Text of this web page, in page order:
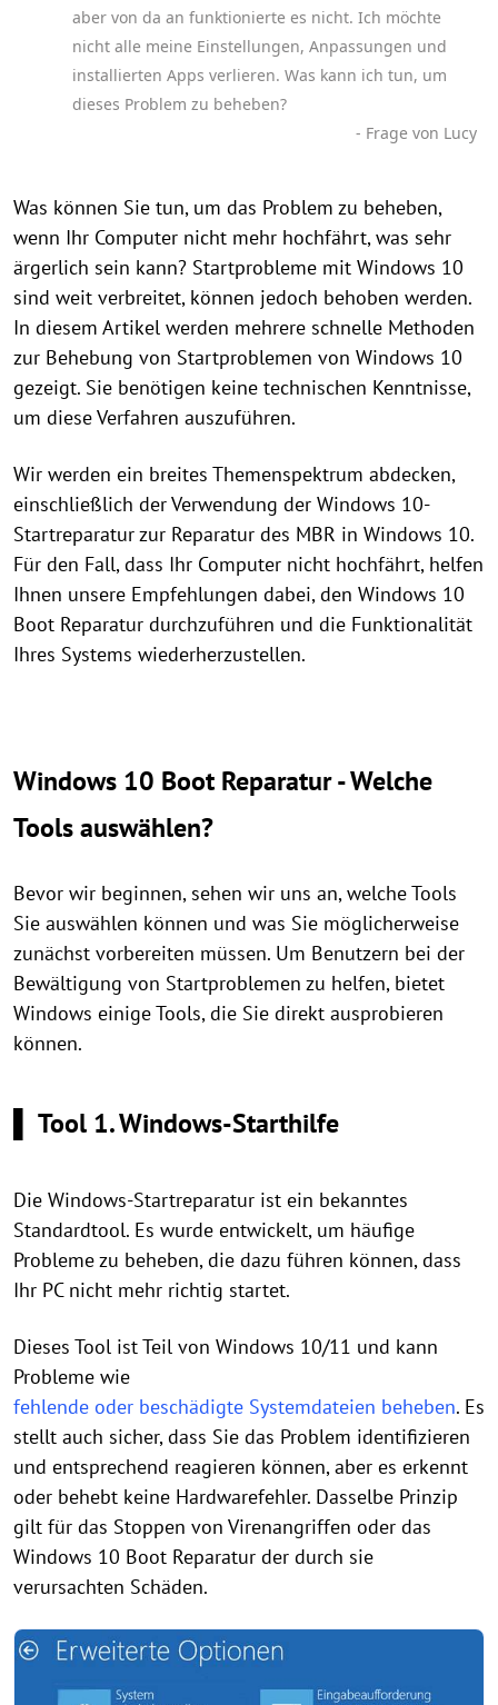
aber von da an funktionierte es nicht. Ich möchte
nicht alle meine Einstellungen, Anpassungen und
installierten Apps verlieren. Was kann ich tun, um
dieses Problem zu beheben?
- Frage von Lucy
Was können Sie tun, um das Problem zu beheben,
wenn Ihr Computer nicht mehr hochfährt, was sehr
ärgerlich sein kann? Startprobleme mit Windows 10
sind weit verbreitet, können jedoch behoben werden.
In diesem Artikel werden mehrere schnelle Methoden
zur Behebung von Startproblemen von Windows 10
gezeigt. Sie benötigen keine technischen Kenntnisse,
um diese Verfahren auszuführen.
Wir werden ein breites Themenspektrum abdecken,
einschließlich der Verwendung der Windows 10-
Startreparatur zur Reparatur des MBR in Windows 10.
Für den Fall, dass Ihr Computer nicht hochfährt, helfen
Ihnen unsere Empfehlungen dabei, den Windows 10
Boot Reparatur durchzuführen und die Funktionalität
Ihres Systems wiederherzustellen.
Windows 10 Boot Reparatur - Welche
Tools auswählen?
Bevor wir beginnen, sehen wir uns an, welche Tools
Sie auswählen können und was Sie möglicherweise
zunächst vorbereiten müssen. Um Benutzern bei der
Bewältigung von Startproblemen zu helfen, bietet
Windows einige Tools, die Sie direkt ausprobieren
können.
▌ Tool 1. Windows-Starthilfe
Die Windows-Startreparatur ist ein bekanntes
Standardtool. Es wurde entwickelt, um häufige
Probleme zu beheben, die dazu führen können, dass
Ihr PC nicht mehr richtig startet.
Dieses Tool ist Teil von Windows 10/11 und kann
Probleme wie
fehlende oder beschädigte Systemdateien beheben. Es
stellt auch sicher, dass Sie das Problem identifizieren
und entsprechend reagieren können, aber es erkennt
oder behebt keine Hardwarefehler. Dasselbe Prinzip
gilt für das Stoppen von Virenangriffen oder das
Windows 10 Boot Reparatur der durch sie
verursachten Schäden.